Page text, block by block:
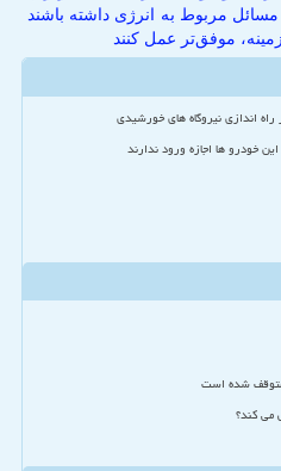
مربوط به انرژی داشته باشند
موفق‌تر عمل کنند
اندازی نیروگاه های خورشیدی
خودرو ها اجازه ورود ندارند
متوقف شده است
می کند؟